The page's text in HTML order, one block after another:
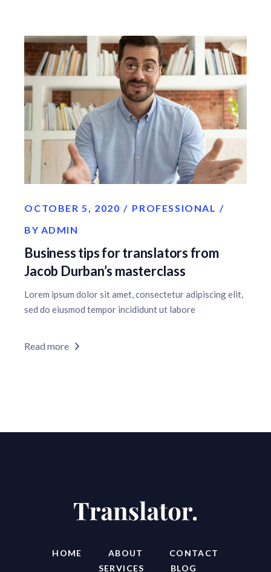
OCTOBER 5, 2020
PROFESSIONAL
BY ADMIN
Business tips for translators from
Jacob Durban’s masterclass
Lorem ipsum dolor sit amet, consectetur adipiscing elit,
sed do eiusmod tempor incididunt ut labore
Read more
HOME ABOUT
CONTACT
SERVICES
BLOG